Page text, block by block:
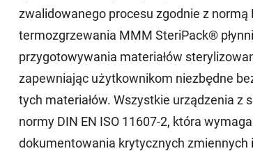
zwalidowanego procesu zgodnie z normą
termozgrzewania MMM SteriPack®
przygotowywania materiałów
zapewniając użytkownikom niezbędne
tych materiałów. Wszystkie urządzenia z
normy DIN EN ISO 11607-2, która
dokumentowania krytycznych